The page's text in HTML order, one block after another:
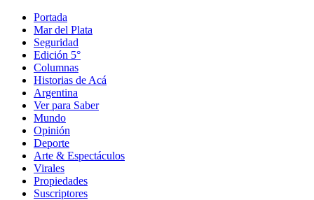
Portada
Mar del Plata
Seguridad
Edición 5°
Columnas
Historias de Acá
Argentina
Ver para Saber
Mundo
Opinión
Deporte
Arte & Espectáculos
Virales
Propiedades
Suscriptores